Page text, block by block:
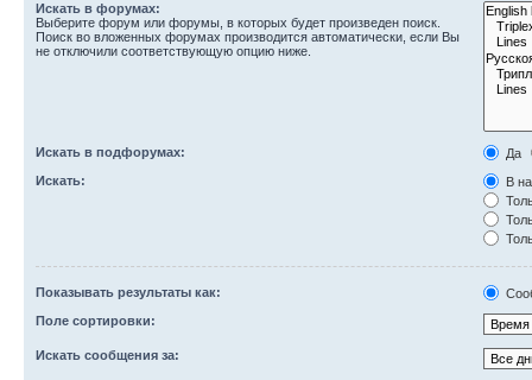
Искать в форумах:
Выберите форум или форумы, в которых будет произведен поиск.
Поиск во вложенных форумах производится автоматически, если Вы
не отключили соответствующую опцию ниже.
Искать в подфорумах:
Да
Искать:
В
Показывать результаты как:
Поле сортировки:
Искать сообщения за: